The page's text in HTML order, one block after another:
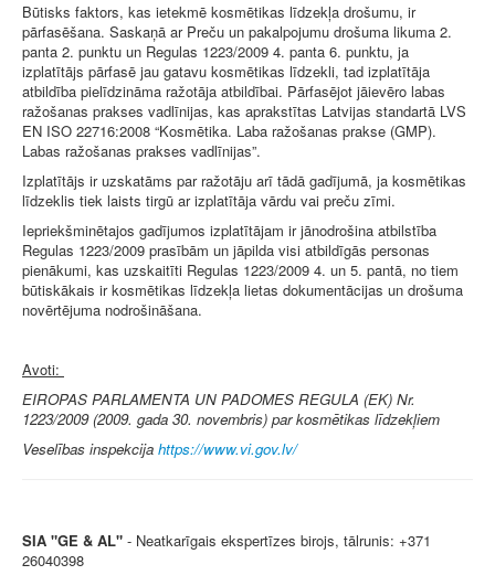
Būtisks faktors, kas ietekmē kosmētikas līdzekļa drošumu, ir
pārfasēšana. Saskaņā ar Preču un pakalpojumu drošuma likuma 2.
panta 2. punktu un Regulas 1223/2009 4. panta 6. punktu, ja
izplatītājs pārfasē jau gatavu kosmētikas līdzekli, tad izplatītāja
atbildība pielīdzināma ražotāja atbildībai. Pārfasējot jāievēro labas
ražošanas prakses vadlīnijas, kas aprakstītas Latvijas standartā LVS
EN ISO 22716:2008 “Kosmētika. Laba ražošanas prakse (GMP).
Labas ražošanas prakses vadlīnijas”.
Izplatītājs ir uzskatāms par ražotāju arī tādā gadījumā, ja kosmētikas
līdzeklis tiek laists tirgū ar izplatītāja vārdu vai preču zīmi.
Iepriekšminētajos gadījumos izplatītājam ir jānodrošina atbilstība
Regulas 1223/2009 prasībām un jāpilda visi atbildīgās personas
pienākumi, kas uzskaitīti Regulas 1223/2009 4. un 5. pantā, no tiem
būtiskākais ir kosmētikas līdzekļa lietas dokumentācijas un drošuma
novērtējuma nodrošināšana.
Avoti:
EIROPAS PARLAMENTA UN PADOMES REGULA (EK) Nr.
1223/2009 (2009. gada 30. novembris) par kosmētikas līdzekļiem
Veselības inspekcija https://www.vi.gov.lv/
SIA "GE & AL" - Neatkarīgais ekspertīzes birojs, tālrunis: +371
26040398